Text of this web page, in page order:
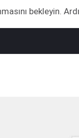
bekleyin.